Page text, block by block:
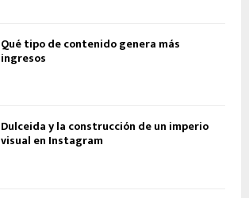
Qué tipo de contenido genera más
ingresos
Dulceida y la construcción de un imperio
visual en Instagram